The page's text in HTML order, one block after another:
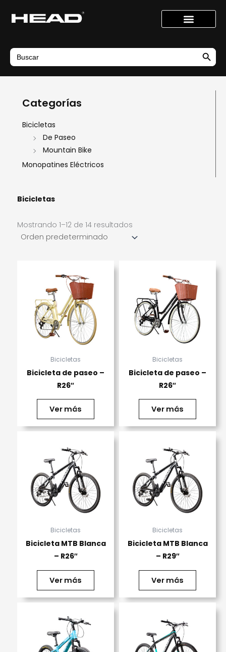
Search
for:
Search Button
Categorías
Bicicletas
De Paseo
Mountain Bike
Monopatines Eléctricos
Bicicletas
Mostrando 1–12 de 14 resultados
Bicicletas
Bicicleta de paseo –
R26″
Ver más
Bicicletas
Bicicleta de paseo –
R26″
Ver más
Bicicletas
Bicicleta MTB Blanca
– R26″
Ver más
Bicicletas
Bicicleta MTB Blanca
– R29″
Ver más